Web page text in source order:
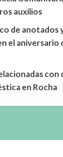
auxilios
de anotados
el aniversario
con
en Rocha